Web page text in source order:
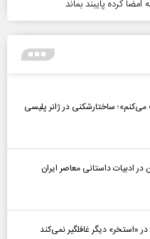
کرده پایبند بماند
ساختارشکنی در ژانر پلیسی
در ادبیات داستانی معاصر ایران
دیگر غافلگیر نمی‌کند